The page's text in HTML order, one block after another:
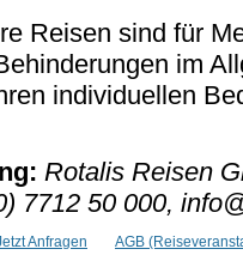
Reisen sind für
im
individuellen
Rotalis Reisen
7712 50 000,
Anfragen AGB